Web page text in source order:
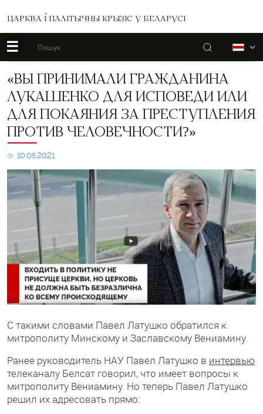
ЦАРКВА І ПАЛІТЫЧНЫ КРЫЗІС У БЕЛАРУСІ
☰ Пошук
«Вы
принимали
гражданина
Лукашенко
для
исповеди
или
для
за
преступления
против
человечности?»
«ВЫ ПРИНИМАЛИ ГРАЖДАНИНА
ЛУКАШЕНКО ДЛЯ ИСПОВЕДИ ИЛИ
ДЛЯ ПОКАЯНИЯ ЗА ПРЕСТУПЛЕНИЯ
ПРОТИВ ЧЕЛОВЕЧНОСТИ?»
10.05.2021
С такими словами Павел Латушко обратился к
митрополиту Минскому и Заславскому Вениамину.
Ранее руководитель НАУ Павел Латушко в интервью
телеканалу Белсат говорил, что имеет вопросы к
митрополиту Вениамину. Но теперь Павел Латушко
решил их адресовать прямо: